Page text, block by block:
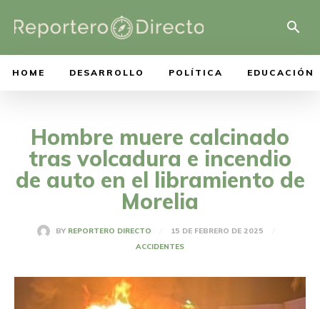
HOME DESARROLLO POLÍTICA EDUCACIÓN
Hombre muere calcinado
tras volcadura e incendio
de auto en el libramiento de
Morelia
BY REPORTERO DIRECTO
15 DE FEBRERO DE 2025
ACCIDENTES